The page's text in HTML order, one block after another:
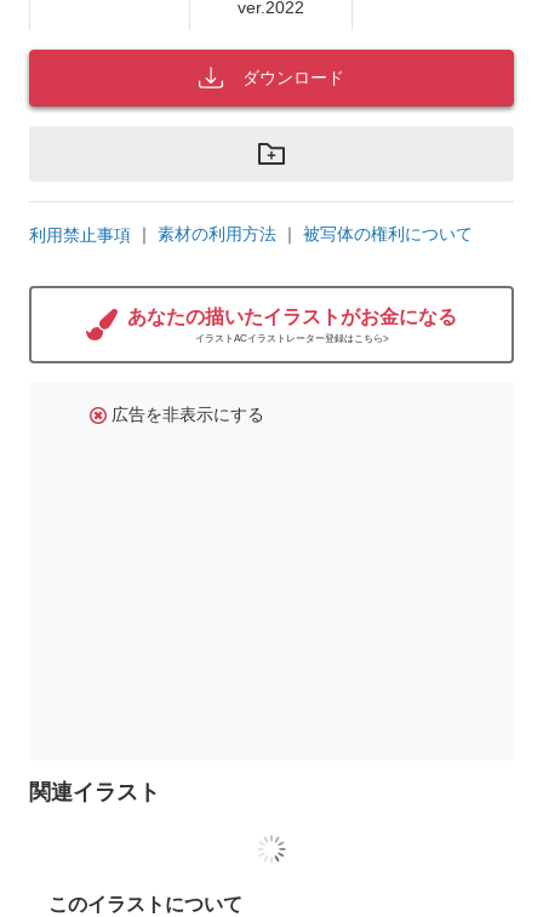
ver.2022
ダウンロード
利用禁止事項 ｜ 素材の利用方法 ｜ 被写体の権利について
あなたの描いたイラストがお金になる
イラストACイラストレーター登録はこちら>
広告を非表示にする
関連イラスト
このイラストについて